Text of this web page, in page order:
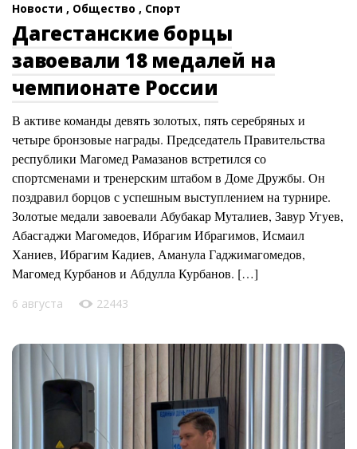
Новости , Общество , Спорт
Дагестанские борцы
завоевали 18 медалей на
чемпионате России
В активе команды девять золотых, пять серебряных и
четыре бронзовые награды. Председатель Правительства
республики Магомед Рамазанов встретился со
спортсменами и тренерским штабом в Доме Дружбы. Он
поздравил борцов с успешным выступлением на турнире.
Золотые медали завоевали Абубакар Муталиев, Завур Угуев,
Абасгаджи Магомедов, Ибрагим Ибрагимов, Исмаил
Ханиев, Ибрагим Кадиев, Аманула Гаджимагомедов,
Магомед Курбанов и Абдулла Курбанов. […]
6 августа 22443